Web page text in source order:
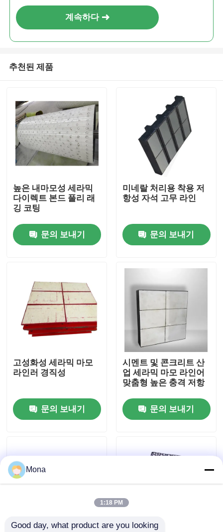
홈
동영상
회사 소개
공장 투어
품질 관리
뉴스
알루미나 세라믹 라이너
계속하다
추천된 제품
높은 내마모성 세라믹
다이렉트 본드 풀리 래
깅 코팅
문의 보내기
미네랄 처리용 착용 저
항성 자석 고무 라인
문의 보내기
고성화성 세라믹 마모
라인러 경직성
문의 보내기
시멘트 및 콘크리트 산
업 세라믹 마모 라인어
맞춤형 높은 충격 저항
문의 보내기
Mona
1:18 PM
Good day, what product are you looking